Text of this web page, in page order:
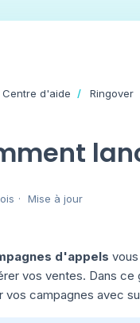
Centre d'aide Ringover
Mise à jour
d'appels
vos ventes. Dans ce
vos campagnes avec